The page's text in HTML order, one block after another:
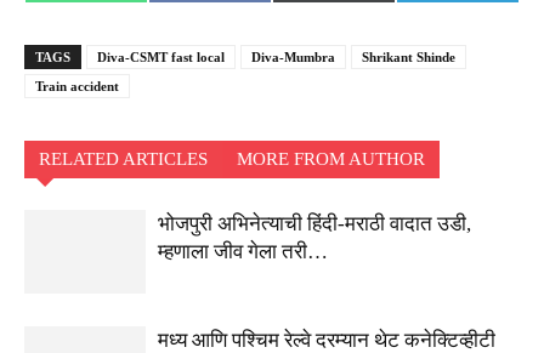
on
on
on
(Twitter)
on
TAGS Diva-CSMT fast local Diva-Mumbra
Shrikant Shinde
Train accident
RELATED ARTICLES MORE FROM AUTHOR
भोजपुरी अभिनेत्याची हिंदी-मराठी वादात उडी,
म्हणाला जीव गेला तरी…
मध्य आणि पश्चिम रेल्वे दरम्यान थेट कनेक्टिव्हीटी